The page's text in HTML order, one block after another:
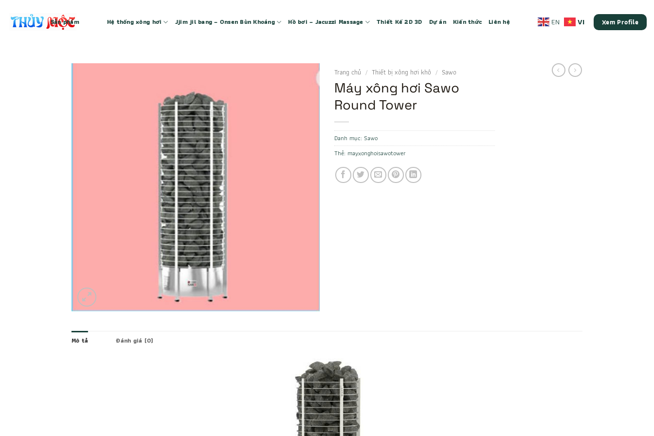
Sản phẩm Hệ thống xông hơi Jjim jil bang – Onsen Bùn Khoáng Hồ bơi – Jacuzzi Massage Thiết Kế 2D 3D Dự án Kiến thức Liên hệ EN VI Xem Profile
Trang chủ / Thiết bị xông hơi khô / Sawo
Máy xông hơi Sawo
Round Tower
Danh mục: Sawo
Thẻ: mayxonghoisawotower
Mô tả Đánh giá (0)